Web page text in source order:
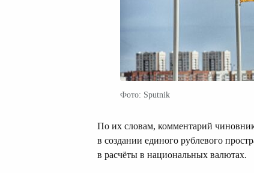
Фото: Sputnik
По их словам, комментарий
в создании единого рублевого
в расчёты в национальных валютах.